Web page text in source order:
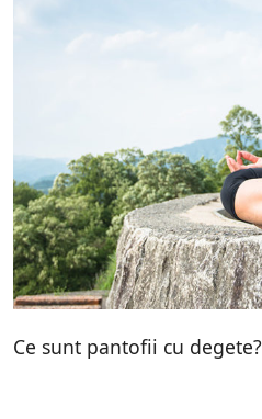
Ce sunt pantofii cu degete?